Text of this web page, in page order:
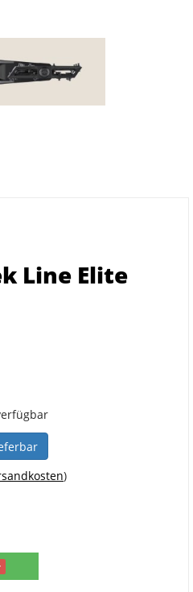
Line Elite
)